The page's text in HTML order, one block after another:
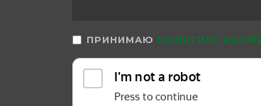
ПРИНИМАЮ ПОЛИТИКУ